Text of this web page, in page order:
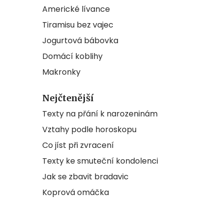
Americké lívance
Tiramisu bez vajec
Jogurtová bábovka
Domácí koblihy
Makronky
Nejčtenější
Texty na přání k narozeninám
Vztahy podle horoskopu
Co jíst při zvracení
Texty ke smuteční kondolenci
Jak se zbavit bradavic
Koprová omáčka